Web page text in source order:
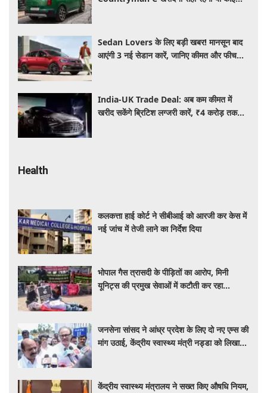
Sedan Lovers के लिए बड़ी खबर! मानसून बाद
आएंगी 3 नई सेडान कारें, जानिए कीमत और फीचर्स
India-UK Trade Deal: अब कम कीमत में
खरीद सकेंगे ब्रिटिश लग्जरी कारें, ₹4 करोड़ तक
Health
कलकत्ता हाई कोर्ट ने सीबीआई को आरजी कर केस में
नई जांच में तेजी लाने का निर्देश दिया
भोपाल गैस त्रासदी के पीड़ितों का आरोप, मिनी
यूनिट्स की प्रमुख सेवाओं में कटौती कर रहा
जनसेना सांसद ने आंध्र प्रदेश के लिए दो नए एम्स की
मांग उठाई, केंद्रीय स्वास्थ्य मंत्री नड्डा को लिखा
केंद्रीय स्वास्थ्य मंत्रालय ने सख्त किए औषधि नियम,